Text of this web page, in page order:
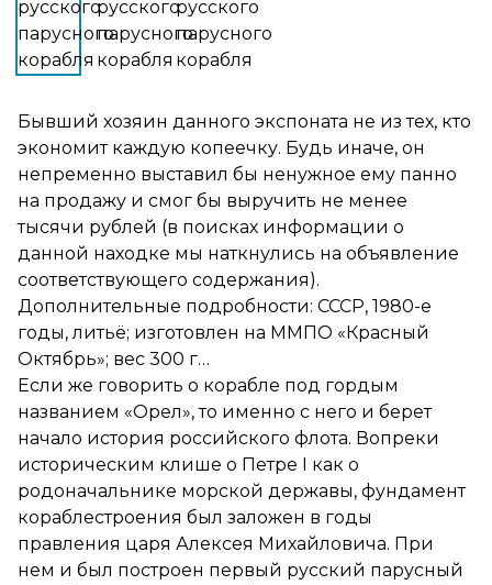
Бывший хозяин данного экспоната не из тех, кто
экономит каждую копеечку. Будь иначе, он
непременно выставил бы ненужное ему панно
на продажу и смог бы выручить не менее
тысячи рублей (в поисках информации о
данной находке мы наткнулись на объявление
соответствующего содержания).
Дополнительные подробности: СССР, 1980-е
годы, литьё; изготовлен на ММПО «Красный
Октябрь»; вес 300 г…
Если же говорить о корабле под гордым
названием «Орел», то именно с него и берет
начало история российского флота. Вопреки
историческим клише о Петре I как о
родоначальнике морской державы, фундамент
кораблестроения был заложен в годы
правления царя Алексея Михайловича. При
нем и был построен первый русский парусный